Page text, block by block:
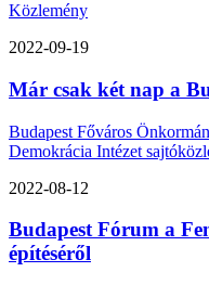
Közlemény
2022-09-19
Már csak két nap a
Budapest Főváros
Demokrácia Intézet
2022-08-12
Budapest Fórum a
építéséről